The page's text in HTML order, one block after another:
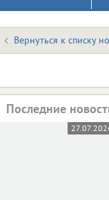
Вернуться к списку
Последние